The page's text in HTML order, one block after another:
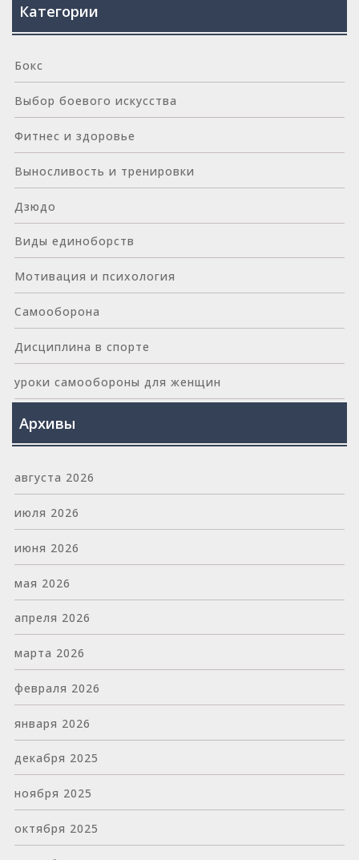
Категории
Бокс
Выбор боевого искусства
Фитнес и здоровье
Выносливость и тренировки
Дзюдо
Виды единоборств
Мотивация и психология
Самооборона
Дисциплина в спорте
уроки самообороны для женщин
Архивы
августа 2026
июля 2026
июня 2026
мая 2026
апреля 2026
марта 2026
февраля 2026
января 2026
декабря 2025
ноября 2025
октября 2025